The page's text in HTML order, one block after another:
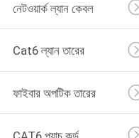
নেটওয়ার্ক ল্যান কেবল
Cat6 ল্যান তারের
ফাইবার অপটিক তারের